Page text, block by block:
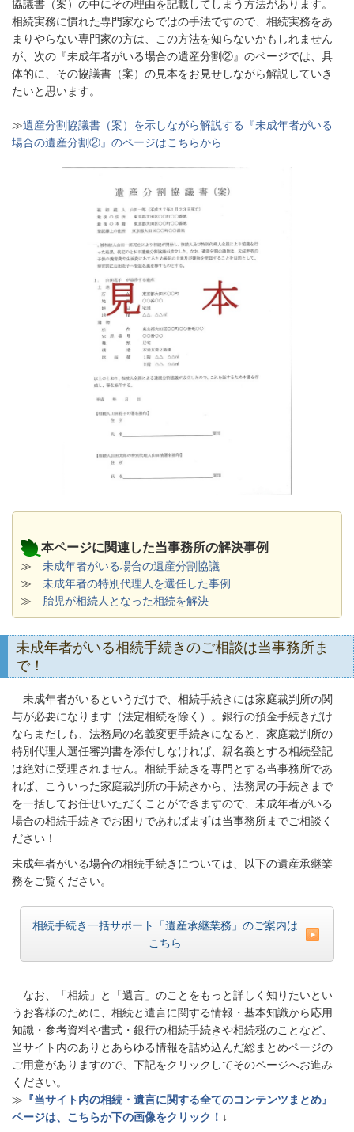
協議書（案）の中にその理由を記載してしまう方法があります。
相続実務に慣れた専門家ならではの手法ですので、相続実務をあ
まりやらない専門家の方は、この方法を知らないかもしれません
が、次の『未成年者がいる場合の遺産分割②』のページでは、具
体的に、その協議書（案）の見本をお見せしながら解説していき
たいと思います。
≫遺産分割協議書（案）を示しながら解説する『未成年者がいる
場合の遺産分割②』のページはこちらから
本ページに関連した当事務所の解決事例
≫ 未成年者がいる場合の遺産分割協議
≫ 未成年者の特別代理人を選任した事例
≫
胎児が相続人となった相続を解決
未成年者がいる相続手続きのご相談は当事務所ま
で！
未成年者がいるというだけで、相続手続きには家庭裁判所の関
与が必要になります（法定相続を除く）。銀行の預金手続きだけ
ならまだしも、法務局の名義変更手続きになると、家庭裁判所の
特別代理人選任審判書を添付しなければ、親名義とする相続登記
は絶対に受理されません。相続手続きを専門とする当事務所であ
れば、こういった家庭裁判所の手続きから、法務局の手続きまで
を一括してお任せいただくことができますので、未成年者がいる
場合の相続手続きでお困りであればまずは当事務所までご相談く
ださい！
未成年者がいる場合の相続手続きについては、以下の遺産承継業
務をご覧ください。
相続手続き一括サポート「遺産承継業務」のご案内は
こちら
なお、「相続」と「遺言」のことをもっと詳しく知りたいとい
うお客様のために、相続と遺言に関する情報・基本知識から応用
知識・参考資料や書式・銀行の相続手続きや相続税のことなど、
当サイト内のありとあらゆる情報を詰め込んだ総まとめページの
ご用意がありますので、下記をクリックしてそのページへお進み
ください。
≫ 『当サイト内の相続・遺言に関する全てのコンテンツまとめ』
ページは、こちらか下の画像をクリック！ ↓